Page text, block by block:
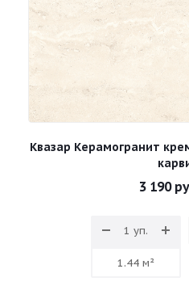
Квазар Керамогранит
3 190